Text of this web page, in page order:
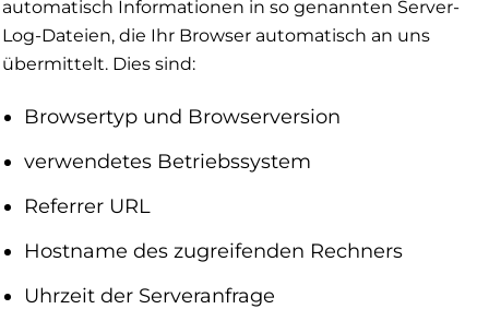
automatisch Informationen in so genannten Server-
Log-Dateien, die Ihr Browser automatisch an uns
übermittelt. Dies sind:
Browsertyp und Browserversion
verwendetes Betriebssystem
Referrer URL
Hostname des zugreifenden Rechners
Uhrzeit der Serveranfrage